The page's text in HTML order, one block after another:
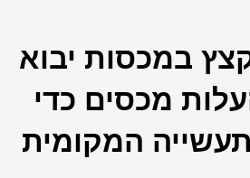
במכסות יבוא
מכסים כדי
המקומית